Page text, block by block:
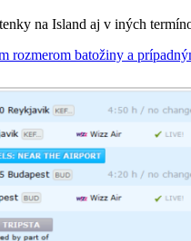
na Island aj v iných
rozmerom batožiny a